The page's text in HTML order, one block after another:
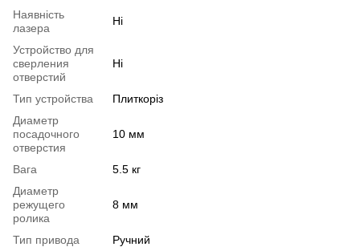
Наявність
лазера
Ні
Устройство для
сверления
отверстий
Ні
Тип устройства
Плиткоріз
Диаметр
посадочного
отверстия
10 мм
Вага
5.5 кг
Диаметр
режущего
ролика
8 мм
Тип привода Ручний